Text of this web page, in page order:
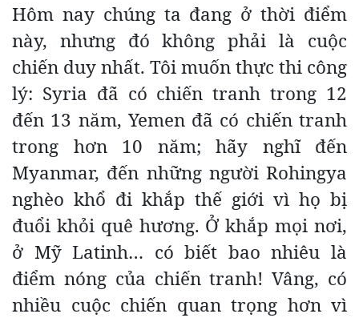
Hôm nay chúng ta đang ở thời điểm
này, nhưng đó không phải là cuộc
chiến duy nhất. Tôi muốn thực thi công
lý: Syria đã có chiến tranh trong 12
đến 13 năm, Yemen đã có chiến tranh
trong hơn 10 năm; hãy nghĩ đến
Myanmar, đến những người Rohingya
nghèo khổ đi khắp thế giới vì họ bị
đuổi khỏi quê hương. Ở khắp mọi nơi,
ở Mỹ Latinh… có biết bao nhiêu là
điểm nóng của chiến tranh! Vâng, có
nhiều cuộc chiến quan trọng hơn vì